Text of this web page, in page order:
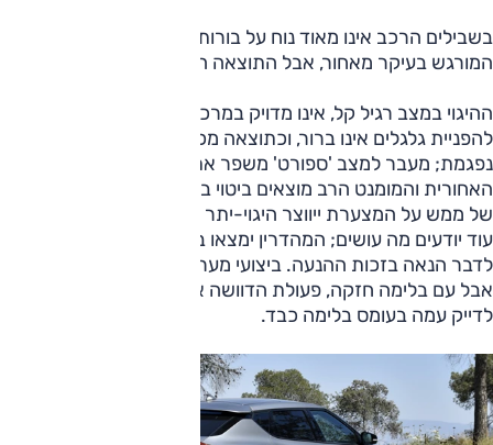
בשבילים הרכב אינו מאוד נוח על בורות ופגמים בולטים, דבר
המורגש בעיקר מאחור, אבל התוצאה הכוללת סבירה.
ההיגוי במצב רגיל קל, אינו מדויק במרכז, המעבר מהשטח המת
להפניית גלגלים אינו ברור, וכתוצאה מכך היציבות הכיוונית
נפגמת; מעבר למצב 'ספורט' משפר את פני הדברים. ההנעה
האחורית והמומנט הרב מוצאים ביטוי בנהיגה בפניות, ועם לחיצה
של ממש על המצערת ייווצר היגוי-יתר שיהיה בהחלט חביב – כל
לדבר הנאה בזכות ההנעה. ביצועי מערכת הבלימה טובים ברגיל,
אבל עם בלימה חזקה, פעולת הדוושה אינה הדרגתית וקשה
לדייק עמה בעומס בלימה כבד.